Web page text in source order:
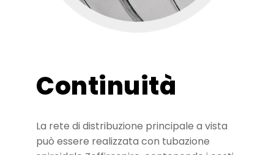
Continuità
La rete di distribuzione principale a vista
può essere realizzata con tubazione